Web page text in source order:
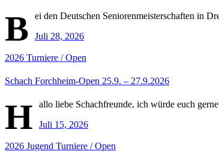
B
ei den Deutschen Seniorenmeisterschaften in
Juli 28, 2026
2026 Turniere / Open
Schach Forchheim-Open 25.9. – 27.9.2026
H
allo liebe Schachfreunde, ich würde euch
Juli 15, 2026
2026 Jugend Turniere / Open